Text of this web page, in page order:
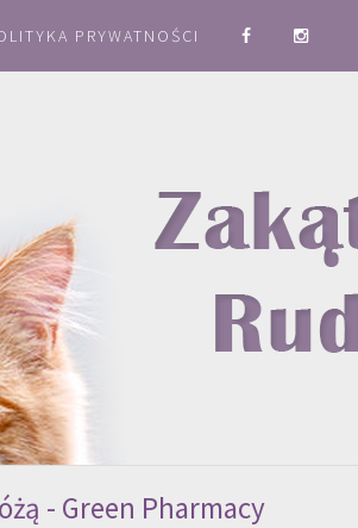
PRYWATNOŚCI
- Green Pharmacy